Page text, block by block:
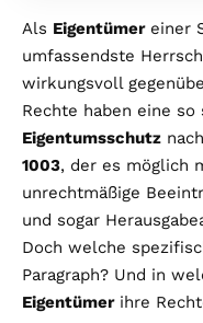
Als Eigentümereiner
umfassendste
wirkungsvoll
Rechte haben eine
Eigentumsschutz nach
1003, der es möglich
unrechtmäßige
und sogar
Doch welche
Paragraph? Und in
Eigentümerihre